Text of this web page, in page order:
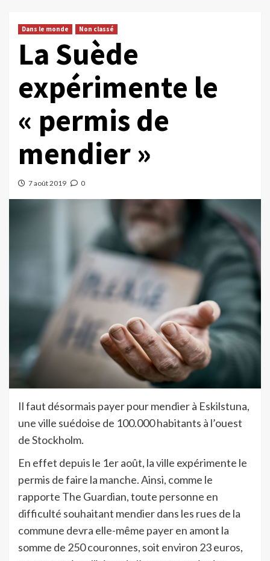
Dans le monde Non classé
La Suède
expérimente le
« permis de
mendier »
7 août 2019 0
Il faut désormais payer pour mendier à Eskilstuna,
une ville suédoise de 100.000 habitants à l’ouest
de Stockholm.
En effet depuis le 1er août, la ville expérimente le
permis de faire la manche. Ainsi, comme le
rapporte The Guardian, toute personne en
difficulté souhaitant mendier dans les rues de la
commune devra elle-même payer en amont la
somme de 250 couronnes, soit environ 23 euros,